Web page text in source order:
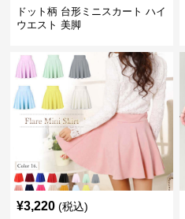
ドット柄 台形ミニスカート ハイ
ウエスト 美脚
¥3,220 (税込)